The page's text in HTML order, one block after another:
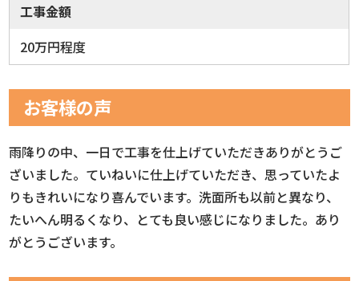
工事金額
20万円程度
お客様の声
雨降りの中、一日で工事を仕上げていただきありがとうご
ざいました。ていねいに仕上げていただき、思っていたよ
りもきれいになり喜んでいます。洗面所も以前と異なり、
たいへん明るくなり、とても良い感じになりました。あり
がとうございます。